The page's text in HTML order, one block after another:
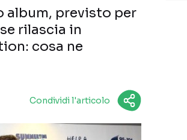
album, previsto per
rilascia in
cosa ne
Condividi l'articolo